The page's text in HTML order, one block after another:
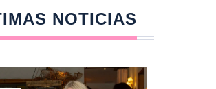
NOTICIAS